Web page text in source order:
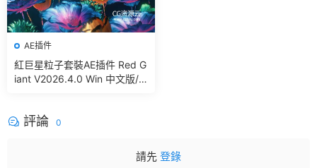
AE插件
紅巨星粒子套裝AE插件 Red G
iant V2026.4.0 Win 中文版/
評論 0
請先 登錄